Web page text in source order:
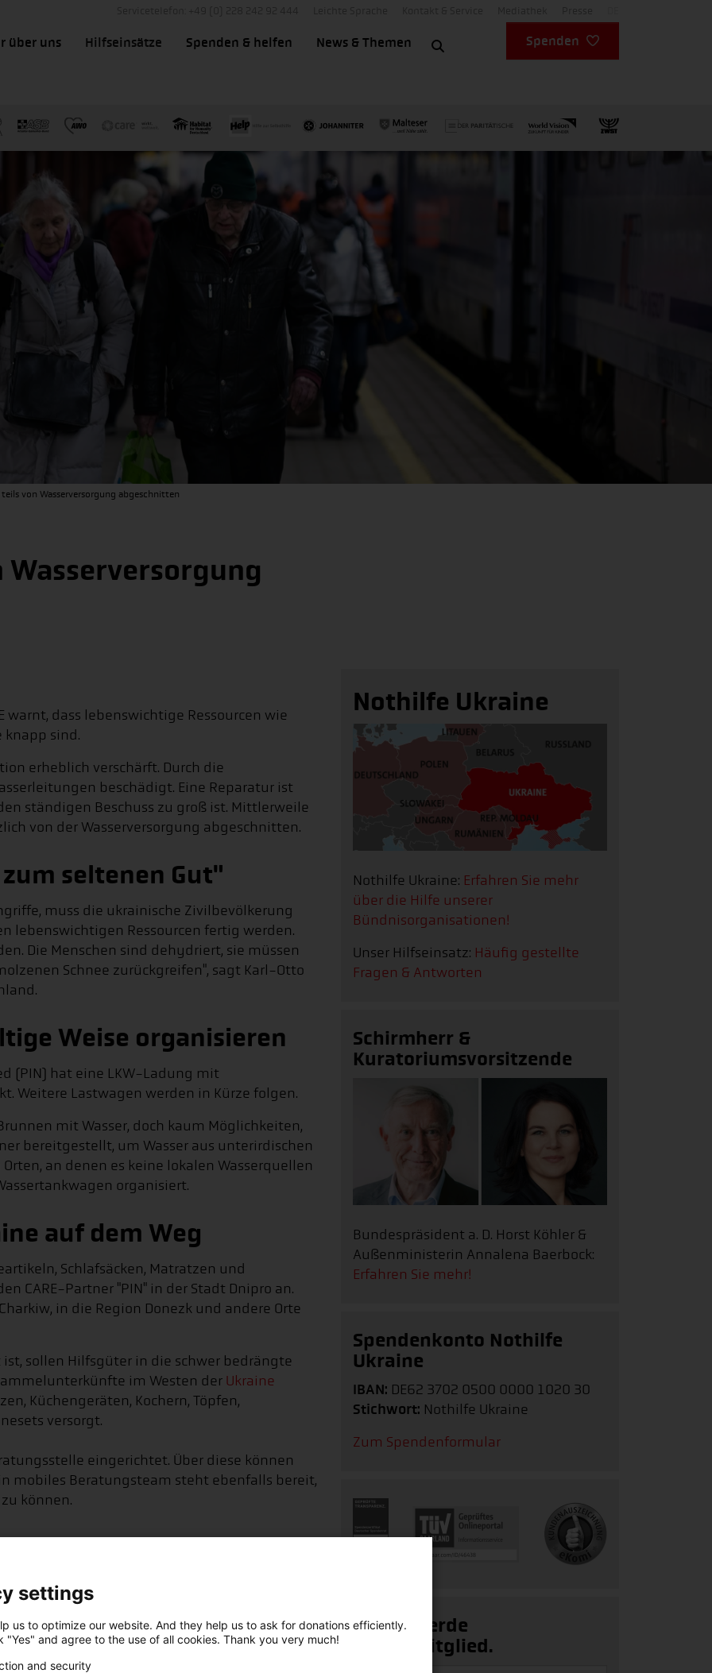
über uns Hilfseinsätze Spenden & helfen News & Themen Spenden
von Wasserversorgung abgeschnitten
dass lebenswichtige Ressourcen wie
knapp sind.
erheblich verschärft. Durch die
beschädigt. Eine Reparatur ist
ständigen Beschuss zu groß ist. Mittlerweile
von der Wasserversorgung abgeschnitten.
seltenen Gut"
muss die ukrainische Zivilbevölkerung
lebenswichtigen Ressourcen fertig werden.
Die Menschen sind dehydriert, sie müssen
Schnee zurückgreifen", sagt Karl-Otto
Weise organisieren
(PIN) hat eine LKW-Ladung mit
Weitere Lastwagen werden in Kürze folgen.
mit Wasser, doch kaum Möglichkeiten,
bereitgestellt, um Wasser aus unterirdischen
an denen es keine lokalen Wasserquellen
organisiert.
auf dem Weg
Schlafsäcken, Matratzen und
CARE-Partner "PIN" in der Stadt Dnipro an.
in die Region Donezk und andere Orte
sollen Hilfsgüter in die schwer bedrängte
im Westen der Ukraine
Küchengeräten, Kochern, Töpfen,
versorgt.
eingerichtet. Über diese können
mobiles Beratungsteam steht ebenfalls bereit,
zu können.
Traumata erlebt
haben erhebliche Traumata erlebt. Sie
Sie haben sich von geliebten
von Gewalt und dem damit verbundenen
CARE.
Nothilfe Ukraine
Nothilfe Ukraine: Erfahren Sie mehr
über die Hilfe unserer
Bündnisorganisationen!
Unser Hilfseinsatz: Häufig gestellte
Fragen & Antworten
Schirmherr &
Kuratoriumsvorsitzende
Bundespräsident a. D. Horst Köhler &
Außenministerin Annalena Baerbock:
Erfahren Sie mehr!
Spendenkonto Nothilfe
Ukraine
IBAN: DE62 3702 0500 0000 1020 30
Stichwort: Nothilfe Ukraine
Zum Spendenformular
Ja, ich werde
Fördermitglied.
settings
us to optimize our website. And they help us to ask for donations efficiently.
"Yes" and agree to the use of all cookies. Thank you very much!
and security